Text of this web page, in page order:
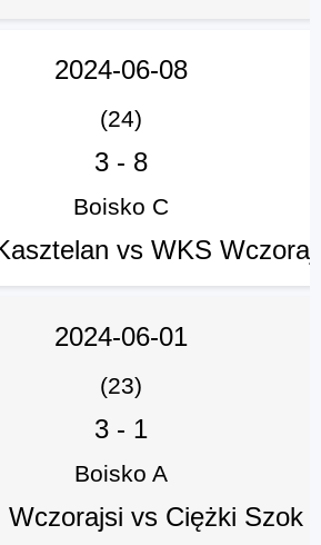
2024-06-08
(24)
3 - 8
Boisko C
vs WKS
2024-06-01
(23)
3 - 1
Boisko A
Wczorajsi vs Ciężki Szok